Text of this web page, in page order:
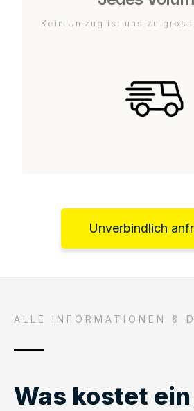
Kein Umzug ist uns zu
Unverbindlich
ALLE INFORMATIONEN &
Was kostet